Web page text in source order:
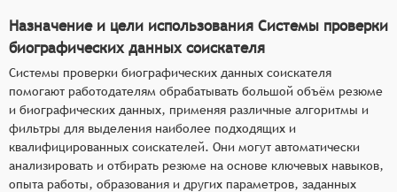
Назначение и цели использования Системы проверки
биографических данных соискателя
Системы проверки биографических данных соискателя
помогают работодателям обрабатывать большой объём резюме
и биографических данных, применяя различные алгоритмы и
фильтры для выделения наиболее подходящих и
квалифицированных соискателей. Они могут автоматически
анализировать и отбирать резюме на основе ключевых навыков,
опыта работы, образования и других параметров, заданных